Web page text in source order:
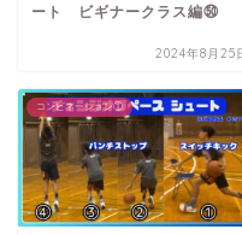
ート ビギナークラス編㊿
2024年8月25
コンビネーション①